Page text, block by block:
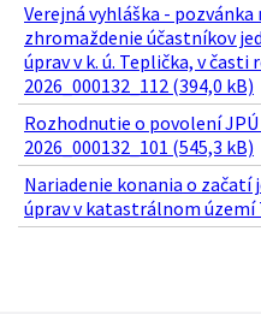
Verejná vyhláška - pozvánka
zhromaždenie účastníkov
úprav v k. ú. Teplička, v časti
2026_000132_112 (394,0 kB)
Rozhodnutie o povolení JPÚ
2026_000132_101 (545,3 kB)
Nariadenie konania o začatí
úprav v katastrálnom území